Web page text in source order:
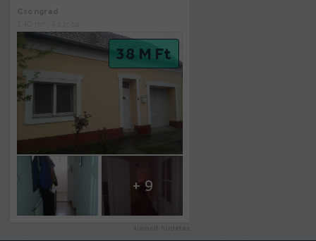
38 M Ft
+ 9
kiemelt hirdetés